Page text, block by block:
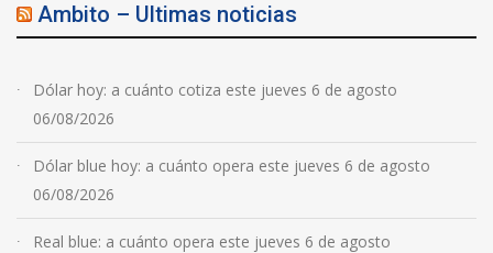
Ambito – Ultimas noticias
Dólar hoy: a cuánto cotiza este jueves 6 de agosto
06/08/2026
Dólar blue hoy: a cuánto opera este jueves 6 de agosto
06/08/2026
Real blue: a cuánto opera este jueves 6 de agosto